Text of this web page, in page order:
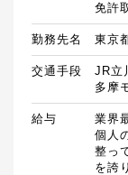
免許
勤務先名 東京
交通手段
JR立
多摩
給与
業界
個人
整っ
を誇